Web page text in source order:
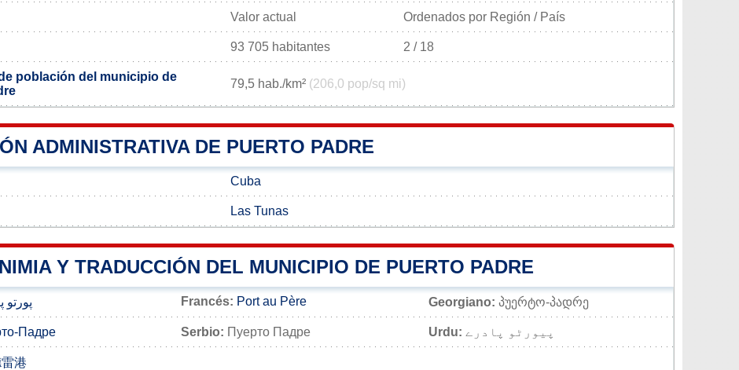
Valor actual Ordenados por Región / País
93 705 habitantes 2 / 18
población del municipio de
79,5 hab./km² (206,0 pop/sq mi)
ADMINISTRATIVA DE PUERTO PADRE
Cuba
Las Tunas
Y TRADUCCIÓN DEL MUNICIPIO DE PUERTO PADRE
پورتو Francés: Port au Père Georgiano: პუერტო-პადრე
Падре Serbio: Пуерто Падре Urdu: پیورٹو پادرے
港